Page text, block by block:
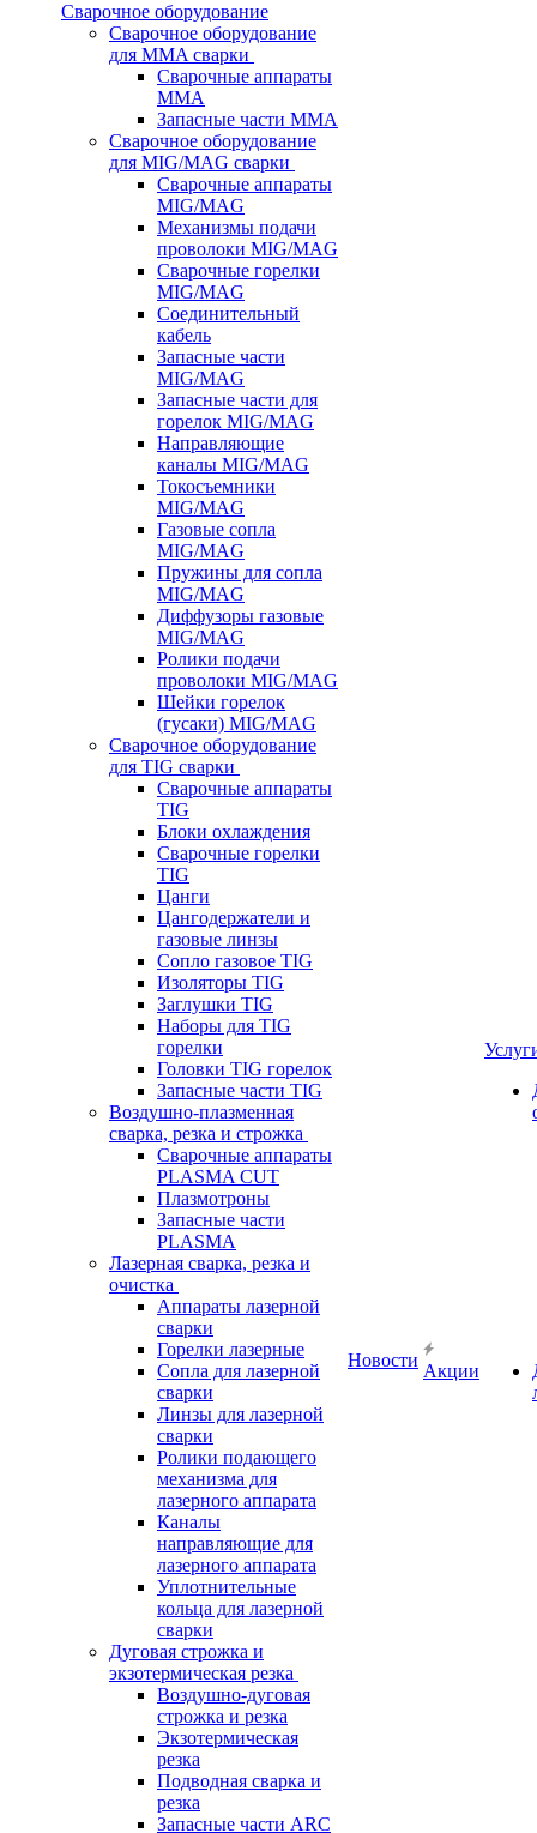
Сварочное оборудование
Сварочное оборудование
для MMA сварки
Сварочные аппараты
MMA
Запасные части MMA
Сварочное оборудование
для MIG/MAG сварки
Сварочные аппараты
MIG/MAG
Механизмы подачи
проволоки MIG/MAG
Сварочные горелки
MIG/MAG
Соединительный
кабель
Запасные части
MIG/MAG
Запасные части для
горелок MIG/MAG
Направляющие
каналы MIG/MAG
Токосъемники
MIG/MAG
Газовые сопла
MIG/MAG
Пружины для сопла
MIG/MAG
Диффузоры газовые
MIG/MAG
Ролики подачи
проволоки MIG/MAG
Шейки горелок
(гусаки) MIG/MAG
Сварочное оборудование
для TIG сварки
Сварочные аппараты
TIG
Блоки охлаждения
Сварочные горелки
TIG
Цанги
Цангодержатели и
газовые линзы
Сопло газовое TIG
Изоляторы TIG
Заглушки TIG
Наборы для TIG
горелки
Головки TIG горелок
Запасные части TIG
Воздушно-плазменная
сварка, резка и строжка
Сварочные аппараты
PLASMA CUT
Плазмотроны
Запасные части
PLASMA
Лазерная сварка, резка и
очистка
Аппараты лазерной
сварки
Горелки лазерные
Сопла для лазерной
сварки
Линзы для лазерной
сварки
Ролики подающего
механизма для
лазерного аппарата
Каналы
направляющие для
лазерного аппарата
Уплотнительные
кольца для лазерной
сварки
Дуговая строжка и
экзотермическая резка
Воздушно-дуговая
строжка и резка
Экзотермическая
резка
Подводная сварка и
резка
Запасные части ARC
Новости
Акции